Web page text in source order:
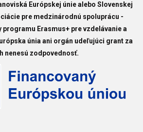
Európskej únie alebo Slovenskej
pre medzinárodnú spoluprácu -
programu Erasmus+ pre vzdelávanie a
únia ani orgán udeľujúci grant za
nenesú zodpovednosť.